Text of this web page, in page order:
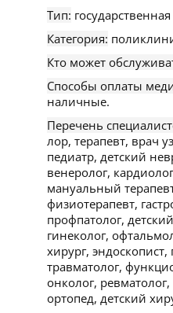
Тип:
Категория:
Кто может
Способы оплаты
наличные.
Перечень
лор, терапевт, врач
педиатр, детский
венеролог,
мануальный
физиотерапевт,
профпатолог,
гинеколог,
хирург, эндоскопист,
травматолог,
онколог, ревматолог,
ортопед, детский